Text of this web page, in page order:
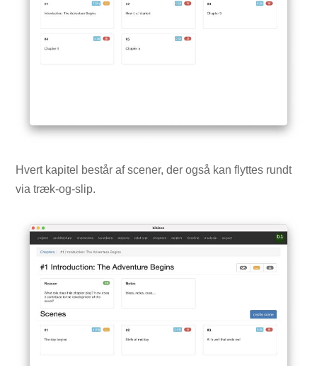
Hvert kapitel består af scener, der også kan flyttes rundt
via træk-og-slip.